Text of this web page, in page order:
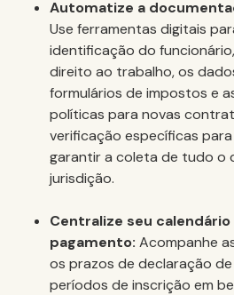
Automatize a
Use ferramentas digitais
identificação do
direito ao trabalho, os
formulários de impostos e
políticas para novas
verificação específicas
garantir a coleta de tudo o
jurisdição.
Centralize seu
pagamento: Acompanhe
os prazos de declaração
períodos de inscrição em